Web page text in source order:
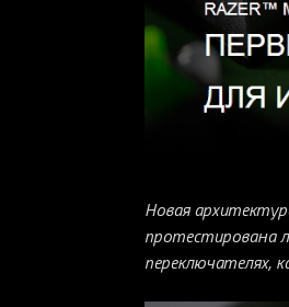
Новая
протестирована
переключателях,